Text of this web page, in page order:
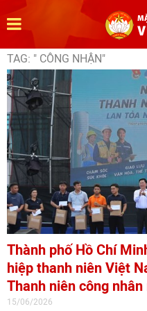
TAG: " CÔNG NHẬN"
Thành phố Hồ Chí
hiệp thanh niên Việt
Thanh niên công
15/06/2026